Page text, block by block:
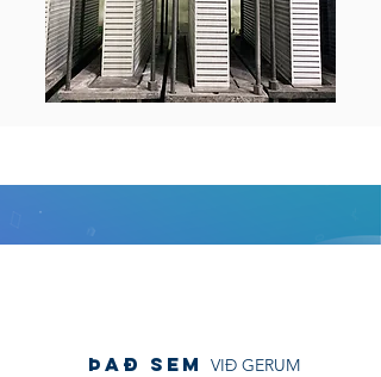
það sem VIÐ GERUM